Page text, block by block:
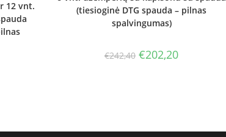
12 vnt.
(tiesioginė DTG spauda – pilnas
spalvingumas)
€242,40 Original
price
€202,20Current